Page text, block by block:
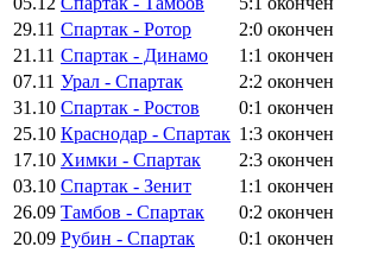
29.11 Спартак - Ротор 2:0 окончен
21.11 Спартак - Динамо 1:1 окончен
07.11 Урал - Спартак 2:2 окончен
31.10 Спартак - Ростов 0:1 окончен
25.10 Краснодар - Спартак 1:3 окончен
17.10 Химки - Спартак 2:3 окончен
03.10 Спартак - Зенит 1:1 окончен
26.09 Тамбов - Спартак 0:2 окончен
20.09 Рубин - Спартак 0:1 окончен